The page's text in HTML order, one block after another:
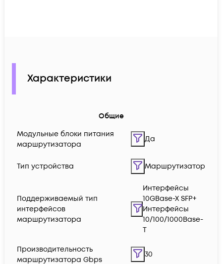
Характеристики
Общие
Модульные блоки питания
маршрутизатора
Да
Тип устройства Маршрутизатор
Поддерживаемый тип
интерфейсов
маршрутизатора
Интерфейсы
10GBase-X SFP+
Интерфейсы
10/100/1000Base-
T
Производительность
маршрутизатора Gbps
30